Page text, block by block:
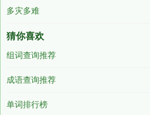
多灾多难
猜你喜欢
组词查询推荐
成语查询推荐
单词排行榜